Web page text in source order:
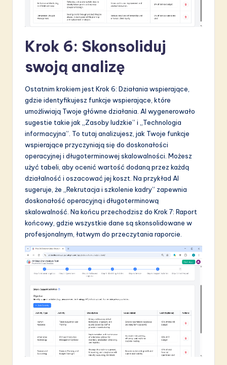
Krok 6: Skonsoliduj
swoją analizę
Ostatnim krokiem jest Krok 6: Działania wspierające,
gdzie identyfikujesz funkcje wspierające, które
umożliwiają Twoje główne działania. AI wygenerowało
sugestie takie jak „Zasoby ludzkie” i „Technologia
informacyjna”. To tutaj analizujesz, jak Twoje funkcje
wspierające przyczyniają się do doskonałości
operacyjnej i długoterminowej skalowalności. Możesz
użyć tabeli, aby ocenić wartość dodaną przez każdą
działalność i oszacować jej koszt. Na przykład AI
sugeruje, że „Rekrutacja i szkolenie kadry” zapewnia
doskonałość operacyjną i długoterminową
skalowalność. Na końcu przechodzisz do Krok 7: Raport
końcowy, gdzie wszystkie dane są skonsolidowane w
profesjonalnym, łatwym do przeczytania raporcie.